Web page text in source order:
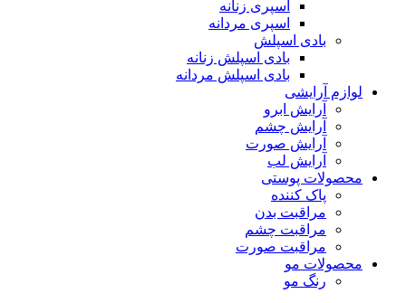
اسپری زنانه
اسپری مردانه
بادی اسپلش
بادی اسپلش زنانه
بادی اسپلش مردانه
لوازم آرایشی
آرایش ابرو
آرایش چشم
آرایش صورت
آرایش لب
محصولات پوستی
پاک کننده
مراقبت بدن
مراقبت چشم
مراقبت صورت
محصولات مو
رنگ مو